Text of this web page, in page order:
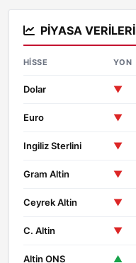
PIYASA VERILERI
HISSE YON
Dolar ▼
Euro ▼
Ingiliz Sterlini ▼
Gram Altin ▼
Ceyrek Altin ▼
C. Altin ▼
Altin ONS ▲